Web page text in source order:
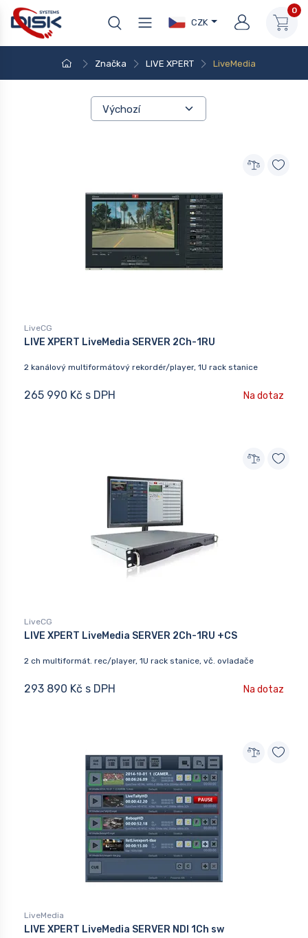
CZK
0
Značka LIVE XPERT LiveMedia
LiveCG
LIVE XPERT LiveMedia SERVER 2Ch-1RU
2 kanálový multiformátový rekordér/player, 1U rack stanice
265 990 Kč s DPH Na dotaz
LiveCG
LIVE XPERT LiveMedia SERVER 2Ch-1RU +CS
2 ch multiformát. rec/player, 1U rack stanice, vč. ovladače
293 890 Kč s DPH Na dotaz
LiveMedia
LIVE XPERT LiveMedia SERVER NDI 1Ch sw